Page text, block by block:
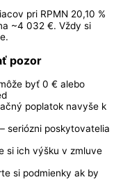
pri RPMN 20,10 %
~4 032 €. Vždy si
pozor
byť 0 € alebo
poplatok navyše k
seriózni poskytovatelia
si ich výšku v zmluve
si podmienky ak by